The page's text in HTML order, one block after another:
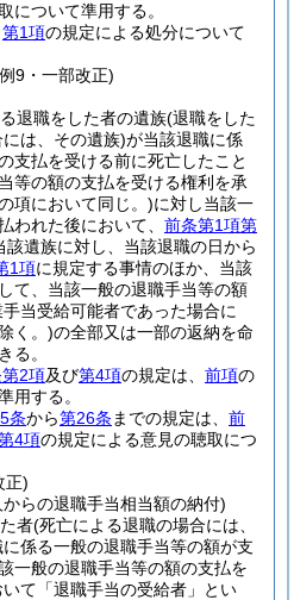
について準用する。
第1項の規定による処分について
9・一部改正)
退職をした者の遺族(退職をした
は、その遺族)が当該退職に係
支払を受ける前に死亡したこと
等の額の支払を受ける権利を承
項において同じ。)に対し当該一
われた後において、 前条第1項第
該遺族に対し、当該退職の日から
1項に規定する事情のほか、当該
て、当該一般の退職手当等の額
当受給可能者であった場合に
く。)の全部又は一部の返納を命
る。
2項及び第4項の規定は、 前項の
用する。
条から第26条 までの規定は、 前
4項の規定による意見の聴取につ
正)
らの退職手当相当額の納付)
者(死亡による退職の場合には、
係る一般の退職手当等の額が支
一般の退職手当等の額の支払を
て「退職手当の受給者」とい